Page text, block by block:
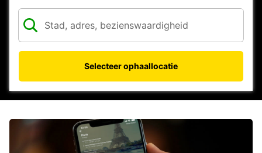
Selecteer ophaallocatie